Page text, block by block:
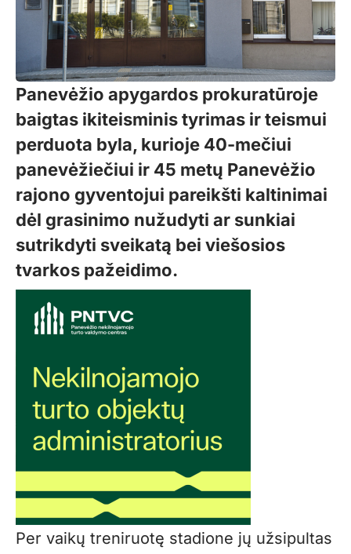
Panevėžio apygardos prokuratūroje
baigtas ikiteisminis tyrimas ir teismui
perduota byla, kurioje 40-mečiui
panevėžiečiui ir 45 metų Panevėžio
rajono gyventojui pareikšti kaltinimai
dėl grasinimo nužudyti ar sunkiai
sutrikdyti sveikatą bei viešosios
tvarkos pažeidimo.
Per vaikų treniruotę stadione jų užsipultas